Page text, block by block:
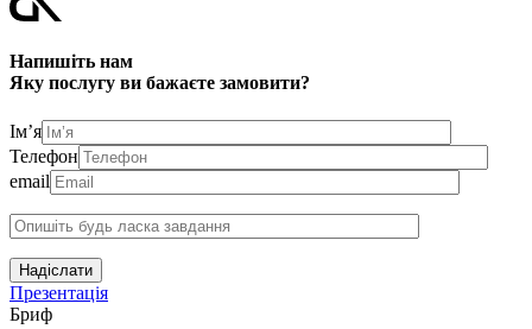
Напишіть нам
Яку послугу ви бажаєте замовити?
Ім’я
Телефон
email
Надіслати
Презентація
Бриф